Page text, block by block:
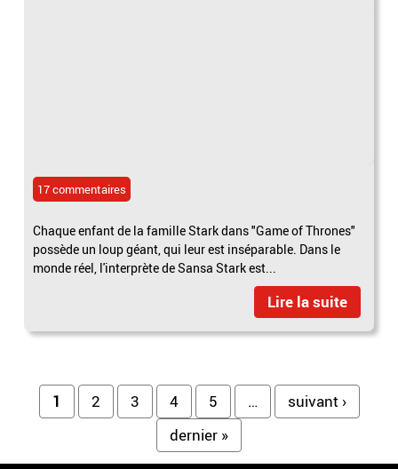
17 commentaires
Chaque enfant de la famille Stark dans "Game of Thrones"
possède un loup géant, qui leur est inséparable. Dans le
monde réel, l'interprète de Sansa Stark est...
Lire la suite
Pages
1 2 3 4 5 …
suivant ›
dernier »